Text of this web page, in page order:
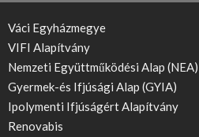
Váci Egyházmegye
VIFI Alapítvány
Nemzeti Együttműködési Alap (NEA)
Gyermek-és Ifjúsági Alap (GYIA)
Ipolymenti Ifjúságért Alapítvány
Renovabis